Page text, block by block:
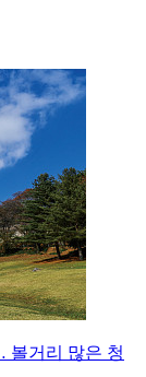
볼거리 많은 청